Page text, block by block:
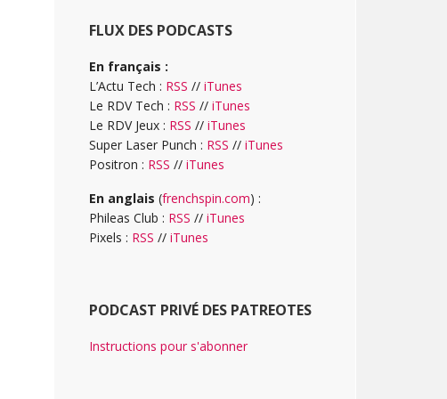
FLUX DES PODCASTS
En français :
L’Actu Tech : RSS // iTunes
Le RDV Tech : RSS // iTunes
Le RDV Jeux : RSS // iTunes
Super Laser Punch : RSS // iTunes
Positron : RSS // iTunes
En anglais (frenchspin.com) :
Phileas Club : RSS // iTunes
Pixels : RSS // iTunes
PODCAST PRIVÉ DES PATREOTES
Instructions pour s'abonner